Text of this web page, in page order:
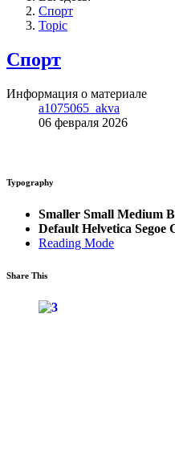
Спорт
Topic
Спорт
Информация о материале
a1075065_akva
06 февраля 2026
Typography
Smaller Small Medium
Default Helvetica Segoe
Reading Mode
Share This